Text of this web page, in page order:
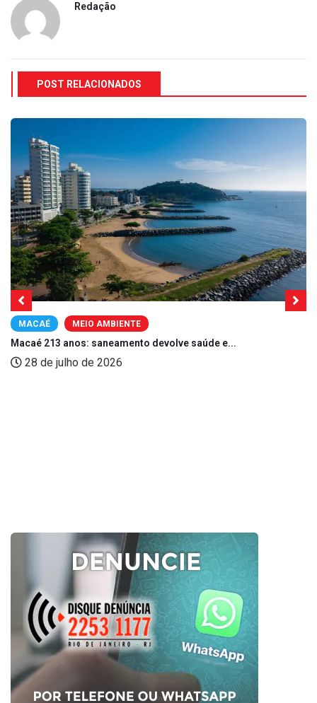
Redação
POST RELACIONADOS
MACAÉ MEIO AMBIENTE
Macaé 213 anos: saneamento devolve saúde e...
28 de julho de 2026